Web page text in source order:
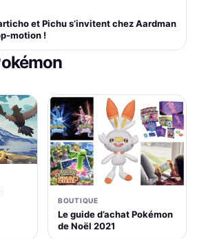
et Pichu s’invitent chez Aardman
motion !
BOUTIQUE
Le guide d’achat Pokémon
de Noël 2021